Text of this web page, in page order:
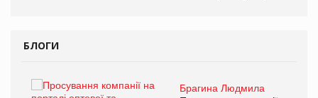
БЛОГИ
Брагина Людмила